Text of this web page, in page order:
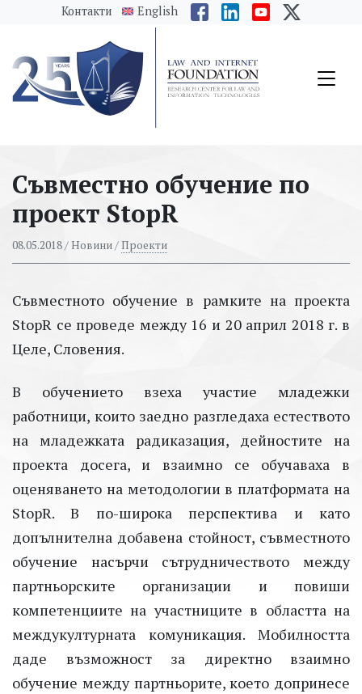
messages.Skip to main content
Контакти English
Съвместно обучение по
проект StopR
08.05.2018/ Новини /Проекти
Съвместното обучение в рамките на проекта
StopR се проведе между 16 и 20 април 2018 г. в
Целе, Словения.
В обучението взеха участие младежки
работници, които заедно разгледаха естеството
на младежката радиказация, дейностите на
проекта досега, и взаимно се обучаваха в
оценяването на методологии в платформата на
StopR. В по-широка перспектива и като
допълнителна добавена стойност, съвместното
обучение насърчи сътрудничеството между
партньорските организации и повиши
компетенциите на участниците в областта на
междукултурната комуникация. Мобилността
даде възможност за директно взаимно
обучение между партньорите, което допринесе